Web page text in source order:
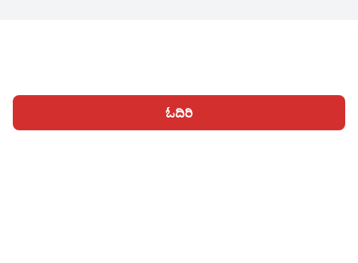
ಓದಿರಿ
ಹೋಮ್ ವಿಭಾಗಗಳು ಬರೆಯಿರಿ ಲೇಖನಗಳು ಸೈನ್ ಇನ್ ಆಗಿ